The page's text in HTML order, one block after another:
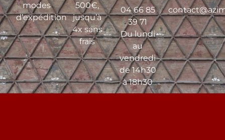
modes
d’expédition
500€,
jusqu’à
4x sans
frais
04 66 85
39 71
Du lundi
au
vendredi
de 14h30
à 18h30